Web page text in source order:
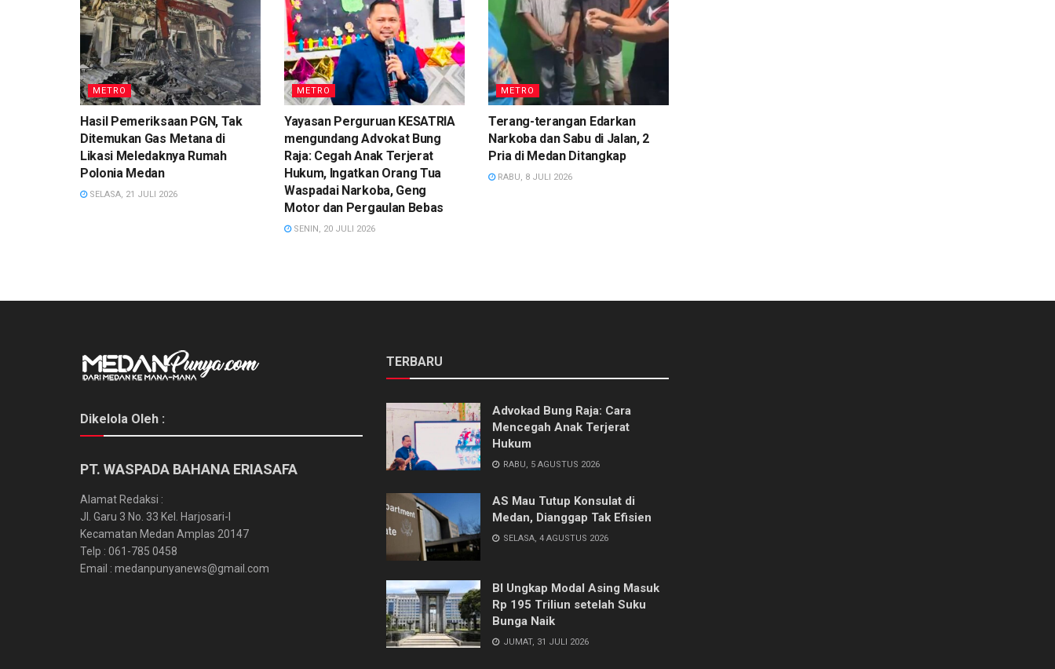
METRO
Hasil Pemeriksaan PGN, Tak
Ditemukan Gas Metana di
Likasi Meledaknya Rumah
Polonia Medan
SELASA, 21 JULI 2026
METRO
Yayasan Perguruan KESATRIA
mengundang Advokat Bung
Raja: Cegah Anak Terjerat
Hukum, Ingatkan Orang Tua
Waspadai Narkoba, Geng
Motor dan Pergaulan Bebas
SENIN, 20 JULI 2026
METRO
Terang-terangan Edarkan
Narkoba dan Sabu di Jalan, 2
Pria di Medan Ditangkap
RABU, 8 JULI 2026
Dikelola Oleh :
PT. WASPADA BAHANA ERIASAFA
Alamat Redaksi :
Jl. Garu 3 No. 33 Kel. Harjosari-I
Kecamatan Medan Amplas 20147
Telp : 061-785 0458
Email : medanpunyanews@gmail.com
TERBARU
Advokad Bung Raja: Cara
Mencegah Anak Terjerat
Hukum
RABU, 5 AGUSTUS 2026
AS Mau Tutup Konsulat di
Medan, Dianggap Tak Efisien
SELASA, 4 AGUSTUS 2026
BI Ungkap Modal Asing Masuk
Rp 195 Triliun setelah Suku
Bunga Naik
JUMAT, 31 JULI 2026